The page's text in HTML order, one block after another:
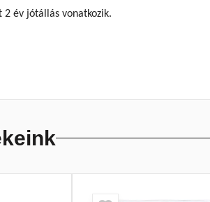
év jótállás vonatkozik.